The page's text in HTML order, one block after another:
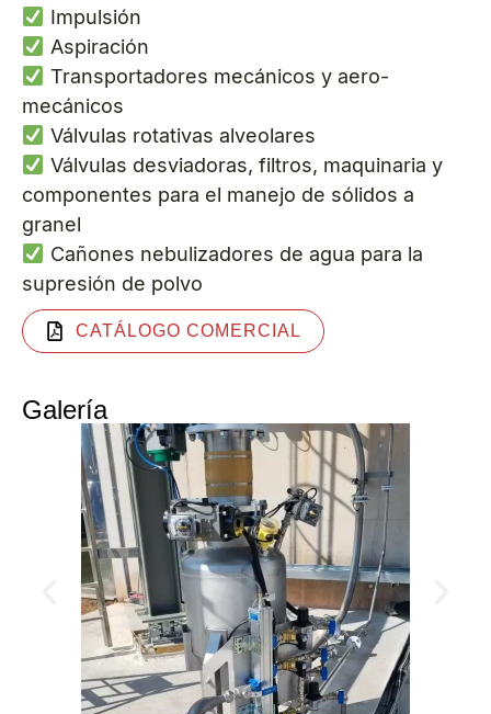
Impulsión
Aspiración
Transportadores mecánicos y aero-
mecánicos
Válvulas rotativas alveolares
Válvulas desviadoras, filtros, maquinaria y
componentes para el manejo de sólidos a
granel
Cañones nebulizadores de agua para la
supresión de polvo
CATÁLOGO COMERCIAL
Galería